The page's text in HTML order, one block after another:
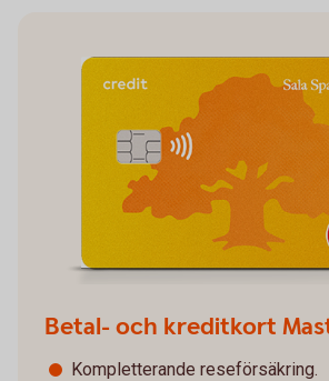
Betal- och kreditkort
Kompletterande reseförsäkring.